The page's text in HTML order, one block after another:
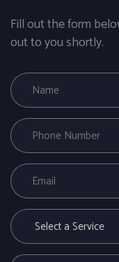
Fill out the form
out to you shortly.